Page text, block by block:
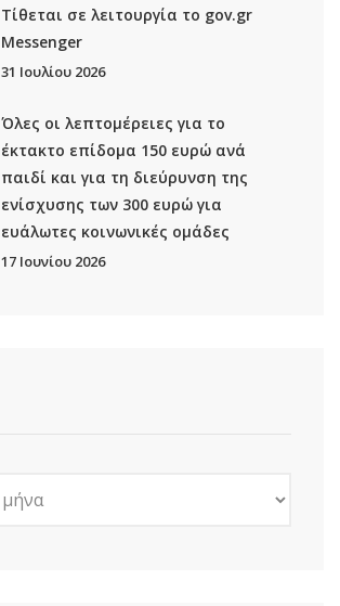
Τίθεται σε λειτουργία το gov.gr
Μessenger
31 Ιουλίου 2026
Όλες οι λεπτομέρειες για το
έκτακτο επίδομα 150 ευρώ ανά
παιδί και για τη διεύρυνση της
ενίσχυσης των 300 ευρώ για
ευάλωτες κοινωνικές ομάδες
17 Ιουνίου 2026